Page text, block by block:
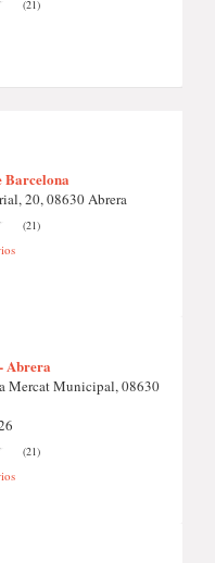
(21)
Barcelona
20, 08630 Abrera
(21)
Abrera
Mercat Municipal, 08630
(21)